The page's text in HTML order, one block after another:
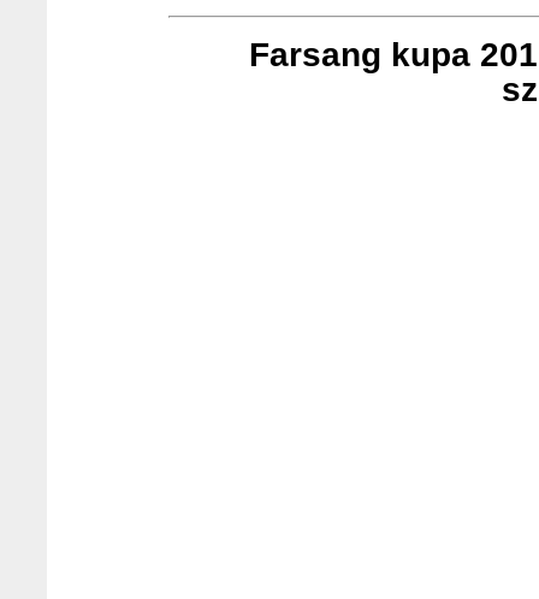
Farsang kupa